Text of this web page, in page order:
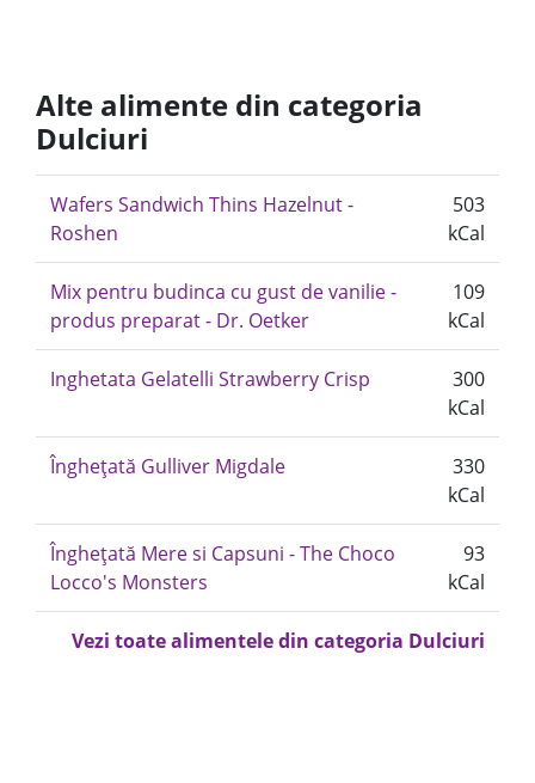
Alte alimente din categoria
Dulciuri
Wafers Sandwich Thins Hazelnut -
Roshen
503
kCal
Mix pentru budinca cu gust de vanilie -
produs preparat - Dr. Oetker
109
kCal
Inghetata Gelatelli Strawberry Crisp
300
kCal
Înghețată Gulliver Migdale
330
kCal
Înghețată Mere si Capsuni - The Choco
Locco's Monsters
93
kCal
Vezi toate alimentele din categoria Dulciuri